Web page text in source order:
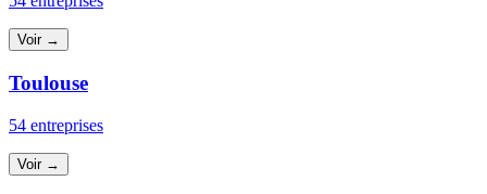
Voir →
Toulouse
54 entreprises
Voir →